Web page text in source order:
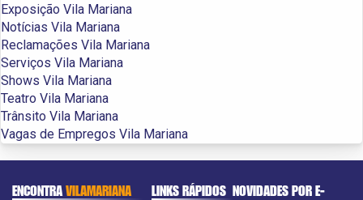
Exposição Vila Mariana
Notícias Vila Mariana
Reclamações Vila Mariana
Serviços Vila Mariana
Shows Vila Mariana
Teatro Vila Mariana
Trânsito Vila Mariana
Vagas de Empregos Vila Mariana
ENCONTRAVILAMARIANA LINKS RÁPIDOS NOVIDADES POR E-